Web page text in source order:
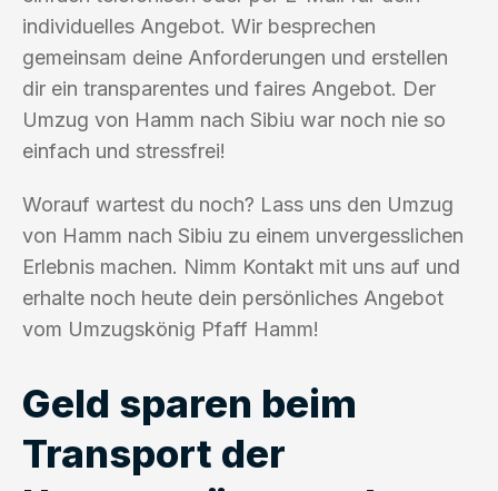
individuelles Angebot. Wir besprechen
gemeinsam deine Anforderungen und erstellen
dir ein transparentes und faires Angebot. Der
Umzug von Hamm nach Sibiu war noch nie so
einfach und stressfrei!
Worauf wartest du noch? Lass uns den Umzug
von Hamm nach Sibiu zu einem unvergesslichen
Erlebnis machen. Nimm Kontakt mit uns auf und
erhalte noch heute dein persönliches Angebot
vom Umzugskönig Pfaff Hamm!
Geld sparen beim
Transport der